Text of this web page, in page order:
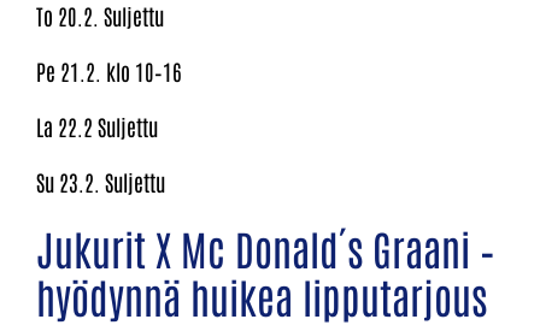
To 20.2. Suljettu
Pe 21.2. klo 10–16
La 22.2 Suljettu
Su 23.2. Suljettu
Jukurit X Mc Donald´s Graani –
hyödynnä huikea lipputarjous